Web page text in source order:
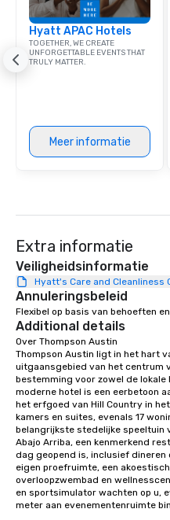
Hyatt APAC Hotels
TOGETHER, WE CREATE
UNFORGETTABLE EVENTS THAT
TRULY MATTER.
Meer informatie
Extra informatie
Veiligheidsinformatie
Hyatt's Care and Cleanliness
Annuleringsbeleid
Flexibel op basis van behoeften
Additional details
Over Thompson Austin
Thompson Austin ligt in het hart
uitgaansgebied van het centrum
bestemming voor zowel de lokale
moderne hotel is een eerbetoon
het erfgoed van Hill Country in
kamers en suites, evenals 17
belangrijkste stedelijke speeltuin
Abajo Arriba, een kenmerkend
dag geopend is, inclusief dineren
eigen proefruimte, een
overloopzwembad en
en sportsimulator wachten op u,
meter aan evenementenruimte